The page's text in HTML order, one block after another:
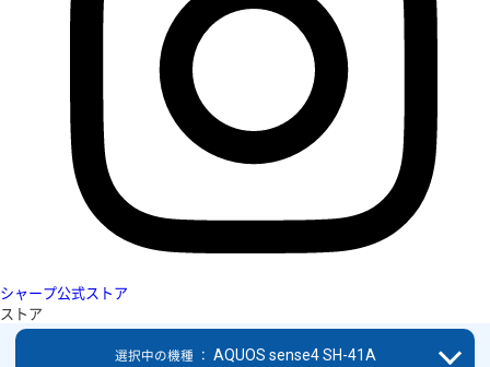
シャープ公式ストア
ストア
選択中の機種 ： AQUOS sense4 SH-41A